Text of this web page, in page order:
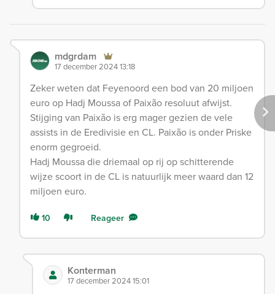
mdgrdam
17 december 2024 13:18
Zeker weten dat Feyenoord een bod van 20 miljoen
euro op Hadj Moussa of Paixão resoluut afwijst.
Stijging van Paixão is erg mager gezien de vele
assists in de Eredivisie en CL. Paixão is onder Priske
enorm gegroeid.
Hadj Moussa die driemaal op rij op schitterende
wijze scoort in de CL is natuurlijk meer waard dan 12
miljoen euro.
10 Reageer
Konterman
17 december 2024 15:01